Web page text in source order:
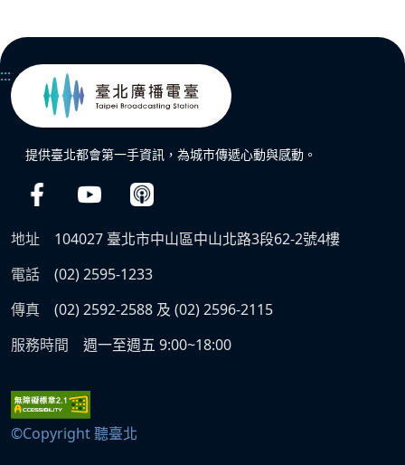
:::
提供臺北都會第一手資訊，為城市傳遞心動與感動。
地址
104027 臺北市中山區中山北路3段62-2號4樓
電話
(02) 2595-1233
傳真
(02) 2592-2588 及 (02) 2596-2115
服務時間
週一至週五 9:00~18:00
©Copyright 聽臺北